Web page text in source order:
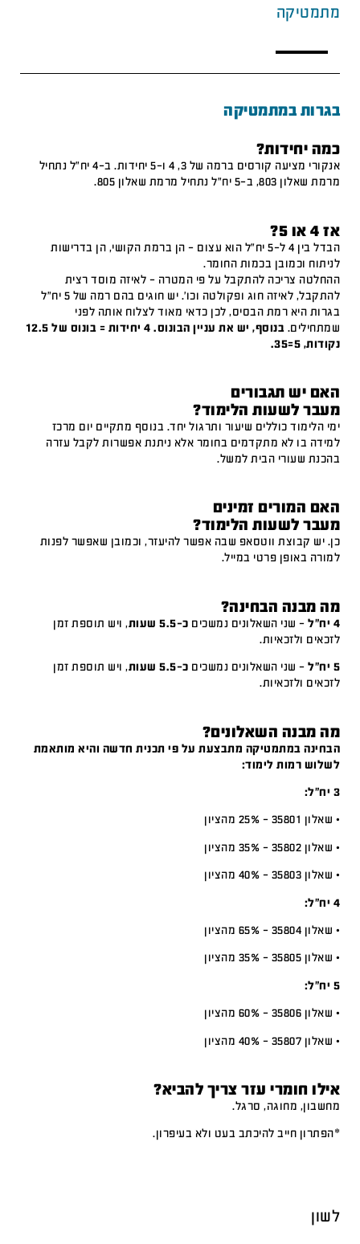
מתמטיקה
בגרות במתמטיקה
כמה יחידות?
אנקורי מציעה קורסים ברמה של 3, 4 ו-5 יחידות. ב-4 יח"ל נתחיל
מרמת שאלון 803, ב-5 יח"ל נתחיל מרמת שאלון 805.
אז 4 או 5?
הבדל בין 4 ל-5 יח"ל הוא עצום – הן ברמת הקושי, הן בדרישות
לניתוח וכמובן בכמות החומר.
ההחלטה צריכה להתקבל על פי המטרה – לאיזה מוסד רצית
להתקבל, לאיזה חוג ופקולטה וכו'. יש חוגים בהם רמה של 5 יח"ל
בגרות היא רמת הבסיס, לכן כדאי מאוד לצלוח אותה לפני
שמתחילים.
בנוסף, יש את עניין הבונוס. 4 יחידות = בונוס של 12.5
נקודות, 5=35.
האם יש תגבורים
מעבר לשעות הלימוד?
ימי הלימוד כוללים שיעור ותרגול יחד. בנוסף מתקיים יום מרכז
למידה בו לא מתקדמים בחומר אלא ניתנת אפשרות לקבל עזרה
בהכנת שעורי הבית למשל.
האם המורים זמינים
מעבר לשעות הלימוד?
כן. יש קבוצת ווטסאפ שבה אפשר להיעזר, וכמובן שאפשר לפנות
למורה באופן פרטי במייל.
מה מבנה הבחינה?
4 יח"ל – שני השאלונים נמשכים כ-5.5 שעות
, ויש תוספת זמן
לזכאים ולזכאיות.
5 יח"ל – שני השאלונים נמשכים כ-5.5 שעות
, ויש תוספת זמן
לזכאים ולזכאיות.
מה מבנה השאלונים?
הבחינה במתמטיקה מתבצעת על פי תכנית חדשה והיא מותאמת
לשלוש רמות לימוד:
3 יח”ל:
• שאלון 35801 – 25% מהציון
• שאלון 35802 – 35% מהציון
• שאלון 35803 – 40% מהציון
4 יח”ל:
• שאלון 35804 – 65% מהציון
• שאלון 35805 – 35% מהציון
5 יח”ל:
• שאלון 35806 – 60% מהציון
• שאלון 35807 – 40% מהציון
אילו חומרי עזר צריך להביא?
מחשבון, מחוגה, סרגל.
*הפתרון חייב להיכתב בעט ולא בעיפרון.
לשון